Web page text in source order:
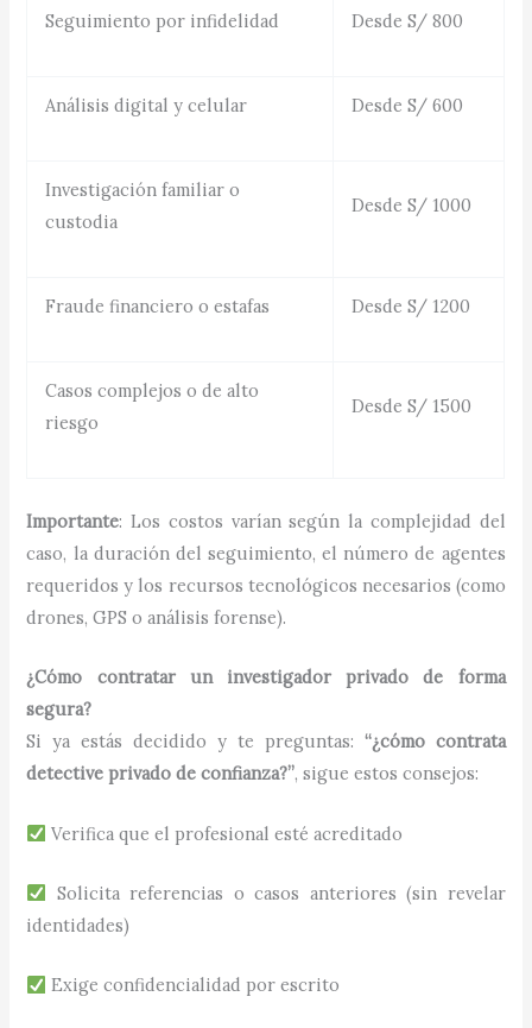
Seguimiento por infidelidad Desde S/ 800
Análisis digital y celular Desde S/ 600
Investigación familiar o
custodia
Desde S/ 1000
Fraude financiero o estafas Desde S/ 1200
Casos complejos o de alto
riesgo
Desde S/ 1500
Importante: Los costos varían según la complejidad del
caso, la duración del seguimiento, el número de agentes
requeridos y los recursos tecnológicos necesarios (como
drones, GPS o análisis forense).
¿Cómo contratar un investigador privado de forma
segura?
Si ya estás decidido y te preguntas: “¿cómo contrata
detective privado de confianza?”, sigue estos consejos:
Verifica que el profesional esté acreditado
Solicita referencias o casos anteriores (sin revelar
identidades)
Exige confidencialidad por escrito